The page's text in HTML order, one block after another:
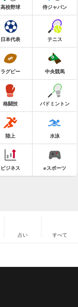
高校野球 侍ジャパン
日本代表 テニス
ラグビー 中央競馬
格闘技 バドミントン
陸上 水泳
ビジネス eスポーツ
占い すべて